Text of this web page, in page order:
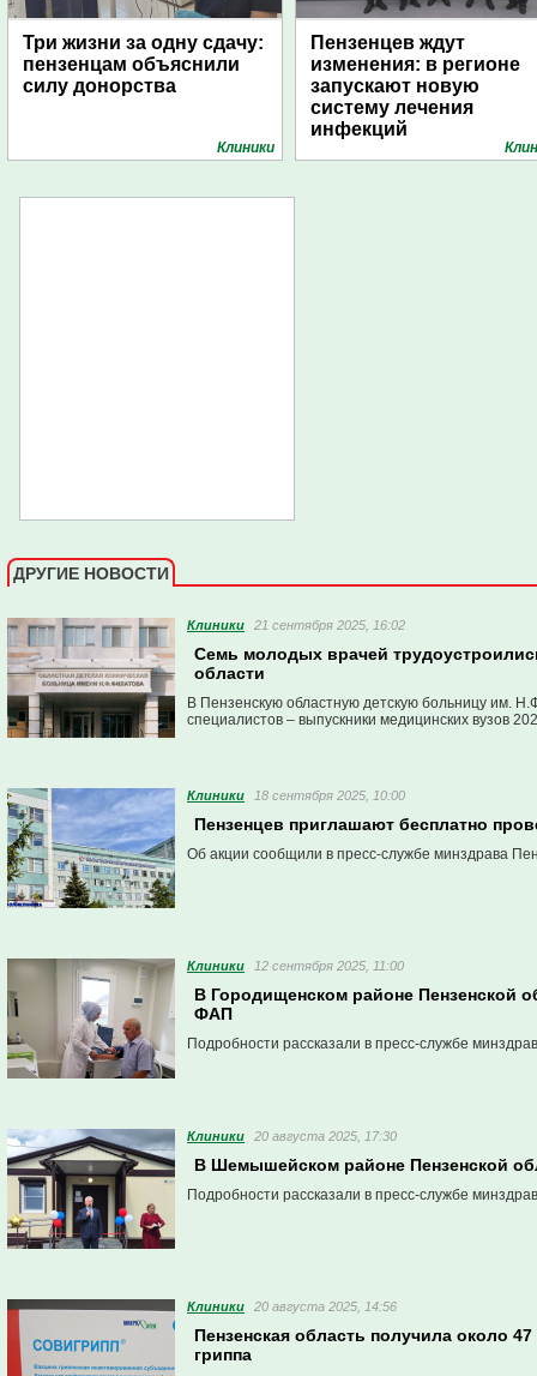
Три жизни за одну сдачу:
пензенцам объяснили
силу донорства
Клиники
Пензенцев ждут
изменения: в регионе
запускают новую
систему лечения
инфекций
ДРУГИЕ НОВОСТИ
Клиники 21 сентября 2025, 16:02
Семь молодых врачей
области
В Пензенскую областную детскую больницу им.
специалистов – выпускники медицинских вузов
Клиники 18 сентября 2025, 10:00
Пензенцев приглашают бесплатно
Об акции сообщили в пресс-службе минздрава
Клиники 12 сентября 2025, 11:00
В Городищенском районе Пензенской
ФАП
Подробности рассказали в пресс-службе
Клиники 20 августа 2025, 17:30
В Шемышейском районе Пензенской
Подробности рассказали в пресс-службе
Клиники 20 августа 2025, 14:56
Пензенская область получила около
гриппа